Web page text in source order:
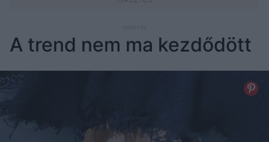
A trend nem ma kezdődött